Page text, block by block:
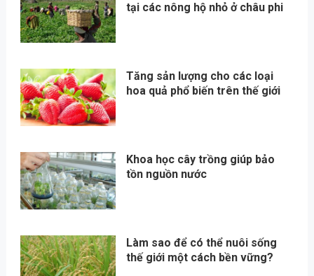
tại các nông hộ nhỏ ở châu phi
Tăng sản lượng cho các loại
hoa quả phổ biến trên thế giới
Khoa học cây trồng giúp bảo
tồn nguồn nước
Làm sao để có thể nuôi sống
thế giới một cách bền vững?